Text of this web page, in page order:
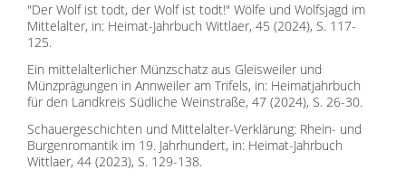
"Der Wolf ist todt, der Wolf ist todt!" Wölfe und Wolfsjagd im
Mittelalter, in: Heimat-Jahrbuch Wittlaer, 45 (2024), S. 117-
125.
Ein mittelalterlicher Münzschatz aus Gleisweiler und
Münzprägungen in Annweiler am Trifels, in: Heimatjahrbuch
für den Landkreis Südliche Weinstraße, 47 (2024), S. 26-30.
Schauergeschichten und Mittelalter-Verklärung: Rhein- und
Burgenromantik im 19. Jahrhundert, in: Heimat-Jahrbuch
Wittlaer, 44 (2023), S. 129-138.